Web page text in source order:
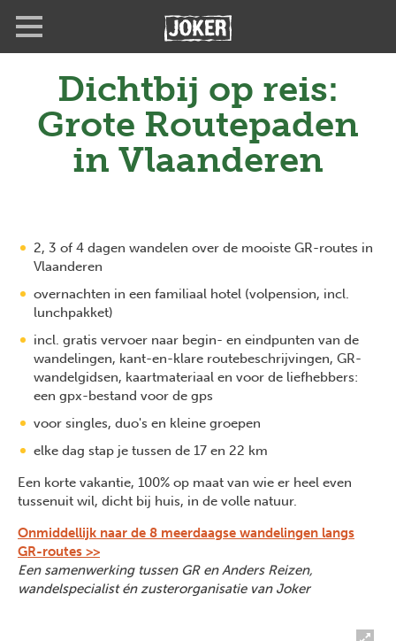
Dichtbij op reis:
Grote Routepaden
in Vlaanderen
2, 3 of 4 dagen wandelen over de mooiste GR-routes in
Vlaanderen
overnachten in een familiaal hotel (volpension, incl.
lunchpakket)
incl. gratis vervoer naar begin- en eindpunten van de
wandelingen, kant-en-klare routebeschrijvingen, GR-
wandelgidsen, kaartmateriaal en voor de liefhebbers:
een gpx-bestand voor de gps
voor singles, duo's en kleine groepen
elke dag stap je tussen de 17 en 22 km
Een korte vakantie, 100% op maat van wie er heel even
tussenuit wil, dicht bij huis, in de volle natuur.
Onmiddellijk naar de 8 meerdaagse wandelingen langs
GR-routes >>
Een samenwerking tussen GR en Anders Reizen,
wandelspecialist én zusterorganisatie van Joker